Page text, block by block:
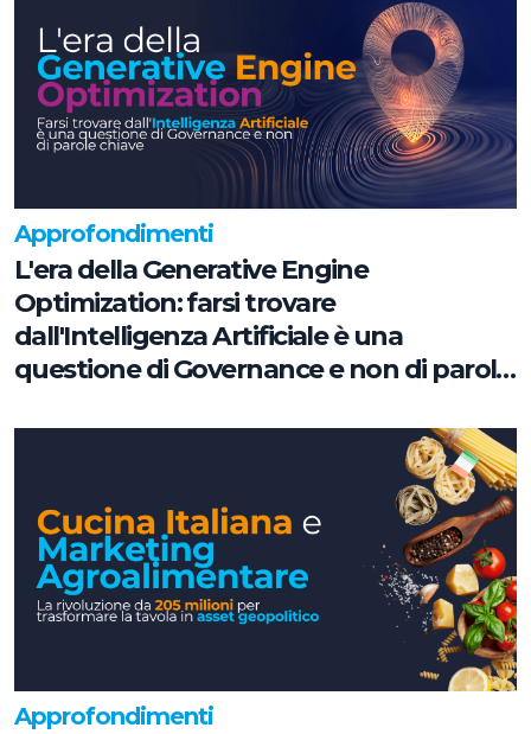
Approfondimenti
L'era della Generative Engine
Optimization: farsi trovare
dall'Intelligenza Artificiale è una
questione di Governance e non di parole
Approfondimenti